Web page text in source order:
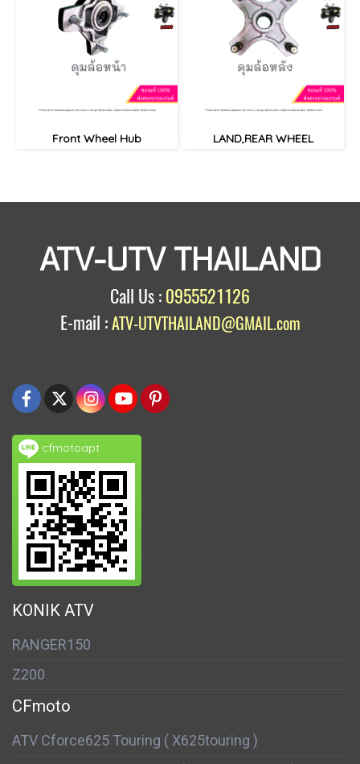
Front Wheel Hub LAND,REAR WHEEL
ATV-UTV THAILAND
Call Us : 0955521126
E-mail :ATV-UTVTHAILAND@GMAIL.com
cfmotoapt
KONIK ATV
RANGER150
Z200
CFmoto
ATV Cforce625 Touring ( X625touring )